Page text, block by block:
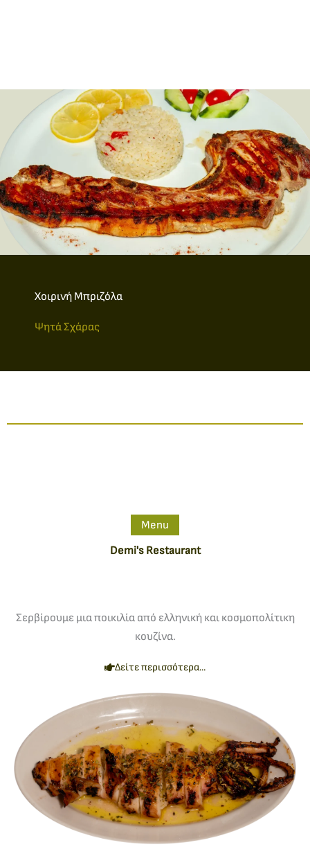
Χοιρινή Μπριζόλα​
Ψητά Σχάρας
Menu
Demi's Restaurant
Σερβίρουμε μια ποικιλία από ελληνική και κοσμοπολίτικη
κουζίνα.
Δείτε περισσότερα...